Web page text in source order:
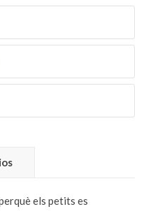
els petits es